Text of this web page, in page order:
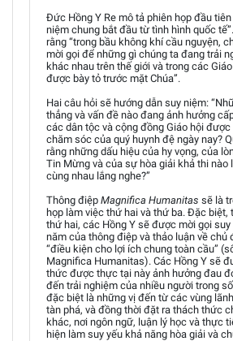
Đức Hồng Y Re mô tả phiên họp đầu
niệm chung bắt đầu từ tình hình quốc
rằng “trong bầu không khí cầu nguyện,
mời gọi để những gì chúng ta đang trải
khác nhau trên thế giới và trong các
được bày tỏ trước mặt Chúa”.
Hai câu hỏi sẽ hướng dẫn suy niệm:
thẳng và vấn đề nào đang ảnh hưởng
các dân tộc và cộng đồng Giáo hội
chăm sóc của quý huynh đệ ngày nay?
rằng những dấu hiệu của hy vọng, của
Tin Mừng và của sự hòa giải khả thi nào
cùng nhau lắng nghe?”
Thông điệp Magnifica Humanitas sẽ là
họp làm việc thứ hai và thứ ba. Đặc biệt,
thứ hai, các Hồng Y sẽ được mời gọi
năm của thông điệp và thảo luận về chủ
“điều kiện cho lợi ích chung toàn cầu”
Magnifica Humanitas). Các Hồng Y sẽ
thức được thực tại này ảnh hưởng đau
đến trải nghiệm của nhiều người trong
đặc biệt là những vị đến từ các vùng
tàn phá, và đồng thời đặt ra thách thức
khác, nơi ngôn ngữ, luận lý học và thực
hiện làm suy yếu khả năng hòa giải và